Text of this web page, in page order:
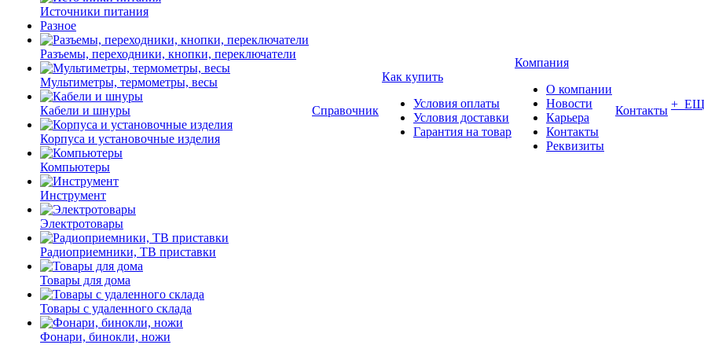
Источники питания
Разное
Разъемы, переходники, кнопки, переключатели
Мультиметры, термометры, весы
Кабели и шнуры
Корпуса и установочные изделия
Компьютеры
Инструмент
Электротовары
Радиоприемники, ТВ приставки
Товары для дома
Товары с удаленного склада
Фонари, бинокли, ножи
Справочник
Как купить
Условия оплаты
Условия доставки
Гарантия на товар
Компания
О компании
Новости
Карьера
Контакты
Реквизиты
Контакты +